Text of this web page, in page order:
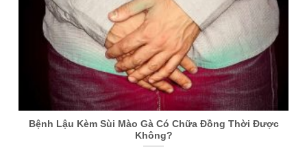
Bệnh Lậu Kèm Sùi Mào Gà Có Chữa Đồng Thời Được
Không?